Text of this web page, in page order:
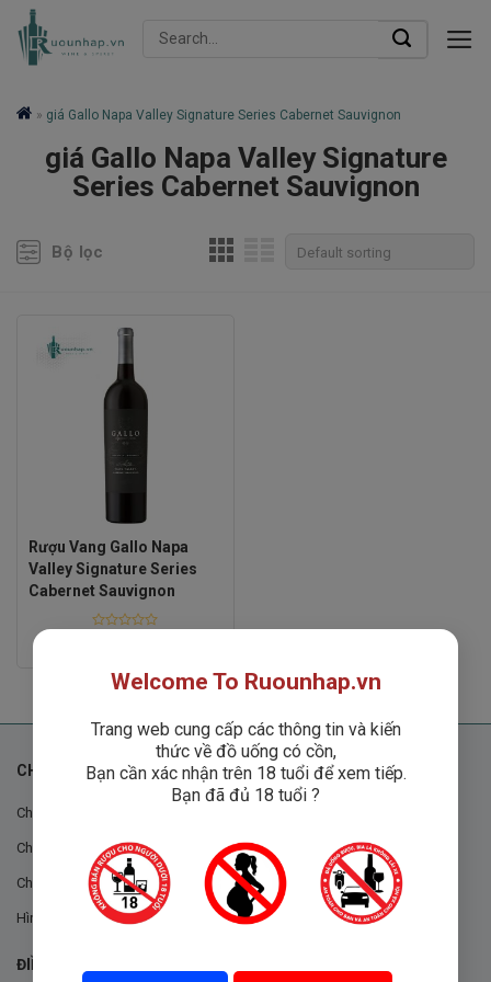
Skip
Search
» giá Gallo Napa Valley Signature Series Cabernet Sauvignon
giá Gallo Napa Valley Signature
Series Cabernet Sauvignon
Bộ lọc
Rượu Vang Gallo Napa
Valley Signature Series
Cabernet Sauvignon
CHÍNH SÁCH
Chính sách chung
Chính sách đổi trả
Chính sách mua hàng
Hình thức thanh toán
ĐIỀU KHOẢN VÀ CHÍNH SÁCH
Welcome To Ruounhap.vn
Trang web cung cấp các thông tin và kiến
thức về đồ uống có cồn,
Bạn cần xác nhận trên 18 tuổi để xem tiếp.
Bạn đã đủ 18 tuổi ?